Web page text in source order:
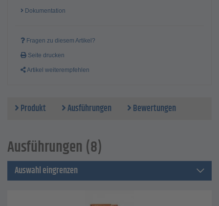
Dokumentation
Fragen zu diesem Artikel?
Seite drucken
Artikel weiterempfehlen
Produkt Ausführungen Bewertungen
Ausführungen (8)
Auswahl eingrenzen